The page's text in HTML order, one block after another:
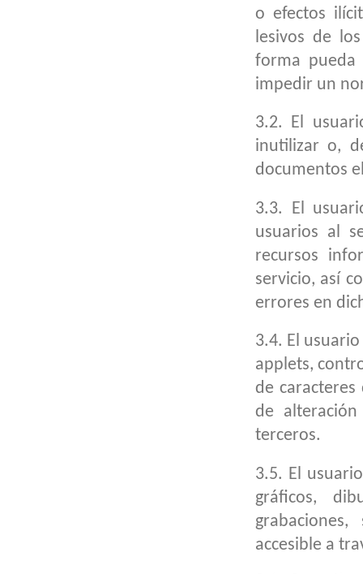
o efectos
lesivos de
forma
impedir un
3.2. El
inutilizar o,
documentos
3.3. El
usuarios al
recursos
servicio, así
errores en
3.4. El
applets,
de caracteres
de
terceros.
3.5. El
gráficos,
accesible a